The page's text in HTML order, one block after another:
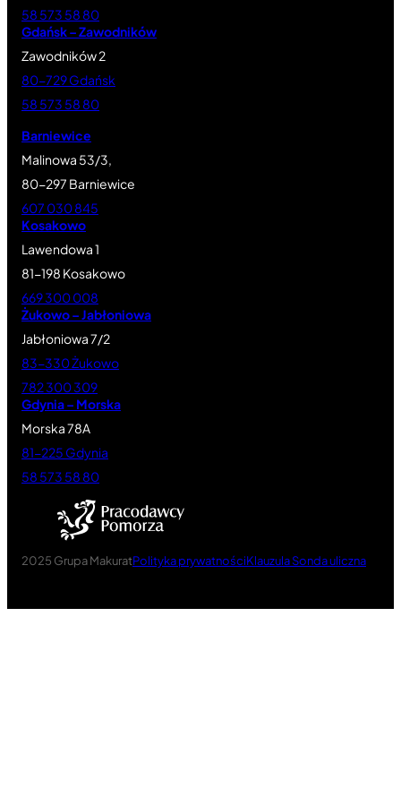
58 573 58 80
Gdańsk – Zawodników
Zawodników 2
80-729 Gdańsk
58 573 58 80
Barniewice
Malinowa 53/3,
80-297 Barniewice
607 030 845
Kosakowo
Lawendowa 1
81-198 Kosakowo
669 300 008
Żukowo – Jabłoniowa
Jabłoniowa 7/2
83-330 Żukowo
782 300 309
Gdynia – Morska
Morska 78A
81-225 Gdynia
58 573 58 80
2025 Grupa MakuratPolityka prywatnościKlauzula Sonda uliczna